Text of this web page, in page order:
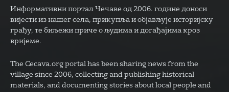
Информативни портал Чечаве од 2006. године доноси
вијести из нашег села, прикупља и објављује историјску
грађу, те биљежи приче о људима и догађајима кроз
вријеме.
The Cecava.org portal has been sharing news from the
village since 2006, collecting and publishing historical
materials, and documenting stories about local people and